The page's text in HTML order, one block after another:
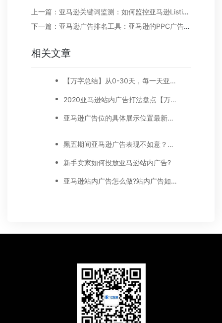
上一篇：亚马逊关键词监测：如何监控亚马逊Listing关键词排名
下一篇：亚马逊广告排名工具：亚马逊的PPC广告展示位置在哪里?
相关文章
【万字总结】从0-30天，每一天亚马逊广告打造技巧真实案例细节分享
2020亚马逊站内广告打法盘点【万字好文】
亚马逊广告位的具体展示位置最新调整，品牌推广、展示型推广、商品推广广告位详细位置示例
黑五期间亚马逊广告表现不如意？注意以下5点！
新手卖家如何投放亚马逊站内广告?
亚马逊站内广告怎么做?站内广告如何选词?